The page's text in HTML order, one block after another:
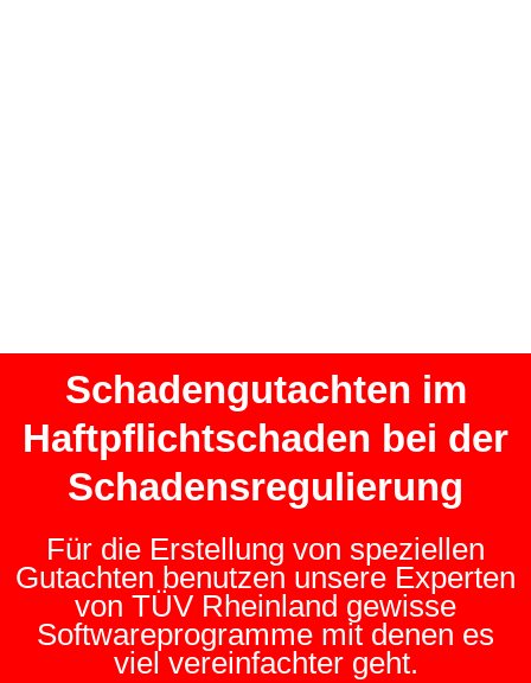
Schadengutachten im
Haftpflichtschaden bei der
Schadensregulierung
Für die Erstellung von speziellen
Gutachten benutzen unsere Experten
von TÜV Rheinland gewisse
Softwareprogramme mit denen es
viel vereinfachter geht.